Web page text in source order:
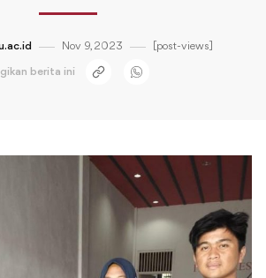
Nov 9, 2023 [post-views]
berita ini